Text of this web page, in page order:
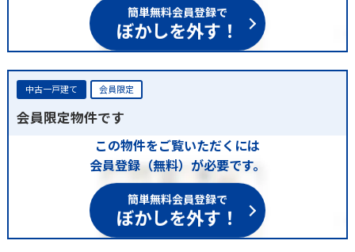
簡単無料会員登録で
ぼかしを外す！
中古一戸建て 会員限定
会員限定物件です
この物件をご覧いただくには
会員登録（無料）が必要です。
簡単無料会員登録で
ぼかしを外す！